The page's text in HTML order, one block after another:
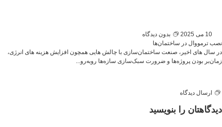
10 می 2025
بدون دیدگاه
نصب ترمووال در ساختمان‌ها
در سال ‌های اخیر، صنعت ساختمان‌سازی با چالش‌ هایی همچون افزایش هزینه‌ های انرژی،
زمان‌بر بودن پروژه‌ها و ضرورت سبک‌سازی سازه‌ها روبه‌رو...
ارسال دیدگاه
دیدگاهتان را بنویسید